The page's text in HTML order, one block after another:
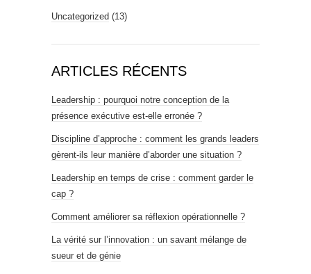
Uncategorized (13)
ARTICLES RÉCENTS
Leadership : pourquoi notre conception de la
présence exécutive est-elle erronée ?
Discipline d’approche : comment les grands leaders
gèrent-ils leur manière d’aborder une situation ?
Leadership en temps de crise : comment garder le
cap ?
Comment améliorer sa réflexion opérationnelle ?
La vérité sur l’innovation : un savant mélange de
sueur et de génie